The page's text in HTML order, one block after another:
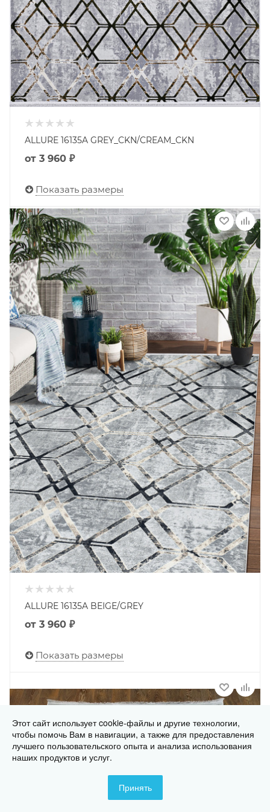
ALLURE 16135A GREY_CKN/CREAM_CKN
от 3 960 ₽
Показать размеры
ALLURE 16135A BEIGE/GREY
от 3 960 ₽
Показать размеры
Этот сайт использует cookie-файлы и другие технологии,
чтобы помочь Вам в навигации, а также для предоставления
лучшего пользовательского опыта и анализа использования
наших продуктов и услуг.
Принять